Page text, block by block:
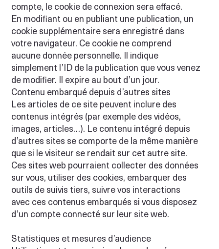
compte, le cookie de connexion sera effacé.
En modifiant ou en publiant une publication, un
cookie supplémentaire sera enregistré dans
votre navigateur. Ce cookie ne comprend
aucune donnée personnelle. Il indique
simplement l’ID de la publication que vous venez
de modifier. Il expire au bout d’un jour.
Contenu embarqué depuis d’autres sites
Les articles de ce site peuvent inclure des
contenus intégrés (par exemple des vidéos,
images, articles…). Le contenu intégré depuis
d’autres sites se comporte de la même manière
que si le visiteur se rendait sur cet autre site.
Ces sites web pourraient collecter des données
sur vous, utiliser des cookies, embarquer des
outils de suivis tiers, suivre vos interactions
avec ces contenus embarqués si vous disposez
d’un compte connecté sur leur site web.
Statistiques et mesures d’audience